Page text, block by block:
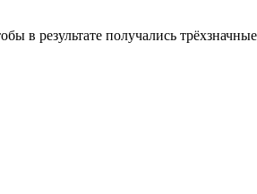
в результате получались